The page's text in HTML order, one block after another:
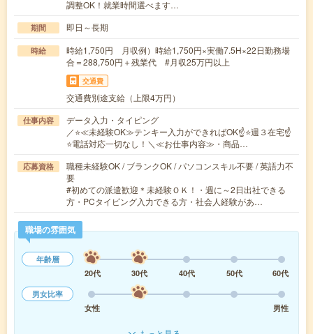
調整OK！就業時間選べます…
期間 即日～長期
時給
時給1,750円 月収例）時給1,750円×実働7.5H×22日勤務場
合＝288,750円＋残業代 #月収25万円以上
交通費
交通費別途支給（上限4万円）
仕事内容
データ入力・タイピング
／⭐≪未経験OK≫テンキー入力ができればOK☝⭐週３在宅☝
⭐電話対応一切なし！＼≪お仕事内容≫・商品…
応募資格
職種未経験OK / ブランクOK / パソコンスキル不要 / 英語力不
要
#初めての派遣歓迎＊未経験ＯＫ！・週に～2日出社できる
方・PCタイピング入力できる方・社会人経験があ…
職場の雰囲気
年齢層
20代
30代 40代 50代
60代
男女比率
女性
男性